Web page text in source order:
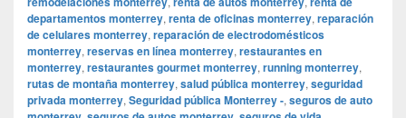
departamentos monterrey, renta de oficinas monterrey, reparación
de celulares monterrey, reparación de electrodomésticos
monterrey, reservas en línea monterrey, restaurantes en
monterrey, restaurantes gourmet monterrey, running monterrey,
rutas de montaña monterrey, salud pública monterrey, seguridad
privada monterrey, Seguridad pública Monterrey -, seguros de auto